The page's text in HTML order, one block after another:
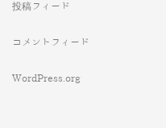
投稿フィード
コメントフィード
WordPress.org